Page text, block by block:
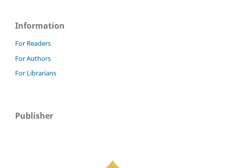
Information
For Readers
For Authors
For Librarians
Publisher